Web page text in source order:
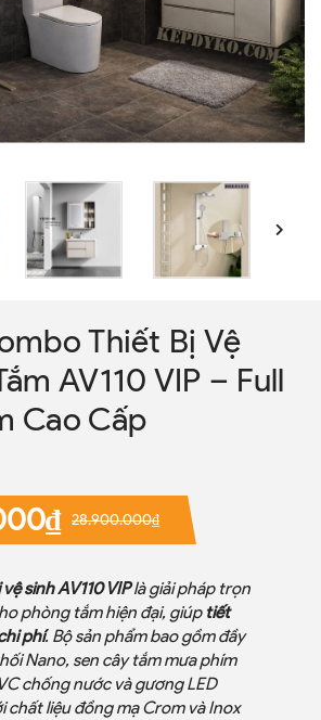
Thiết Bị Vệ
AV110 VIP – Full
Cao Cấp
28.900.000₫
sinh AV110 VIPlà giải pháp trọn
phòng tắm hiện đại, giúp tiết
phí. Bộ sản phẩm bao gồm đầy
Nano, sen cây tắm mưa phím
chống nước và gương LED
chất liệu đồng mạ Crom và Inox